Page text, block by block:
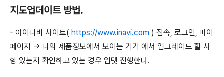
지도업데이트 방법.
- 아이나비 사이트( https://www.inavi.com ) 접속, 로그인, 마이
페이지 -> 나의 제품정보에서 보이는 기기 에서 업그레이드 할 사
항 있는지 확인하고 있는 경우 업뎃 진행한다.